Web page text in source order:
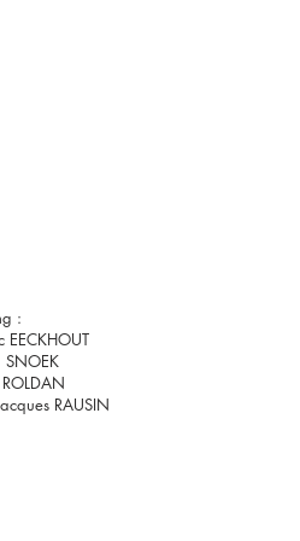
:
EECKHOUT
SNOEK
RAUSIN